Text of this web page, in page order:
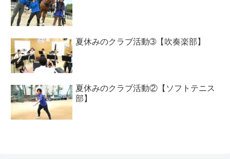
夏休みのクラブ活動➂【吹奏楽部】
夏休みのクラブ活動②【ソフトテニス
部】